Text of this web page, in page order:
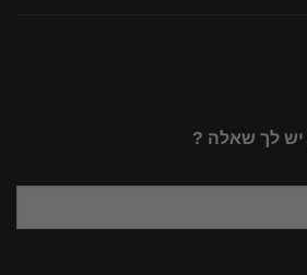
יש לך שאלה ?